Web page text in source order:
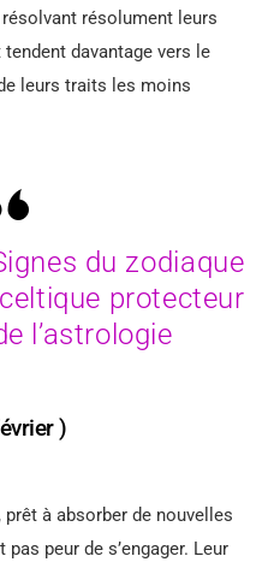
résolument leurs
davantage vers le
leurs traits les moins
du zodiaque
protecteur
l’astrologie
)
à absorber de nouvelles
peur de s’engager. Leur